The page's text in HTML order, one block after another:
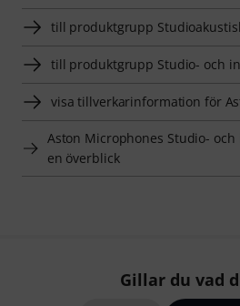
till produktgrupp
till produktgrupp Studio- och
visa tillverkarinformation för
Aston Microphones Studio-
en överblick
Gillar du vad